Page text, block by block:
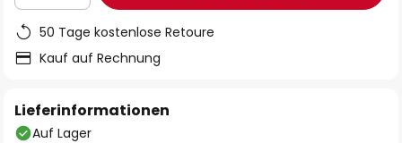
50 Tage kostenlose Retoure
Kauf auf Rechnung
Lieferinformationen
Auf Lager